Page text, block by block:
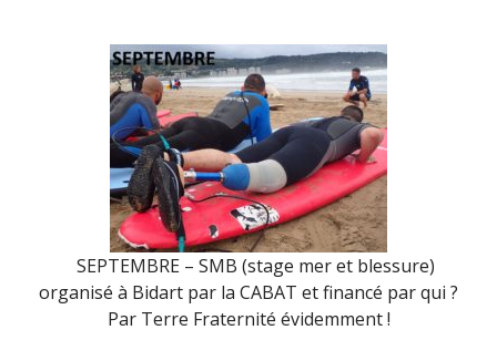
SEPTEMBRE – SMB (stage mer et blessure)
organisé à Bidart par la CABAT et financé par qui ?
Par Terre Fraternité évidemment !